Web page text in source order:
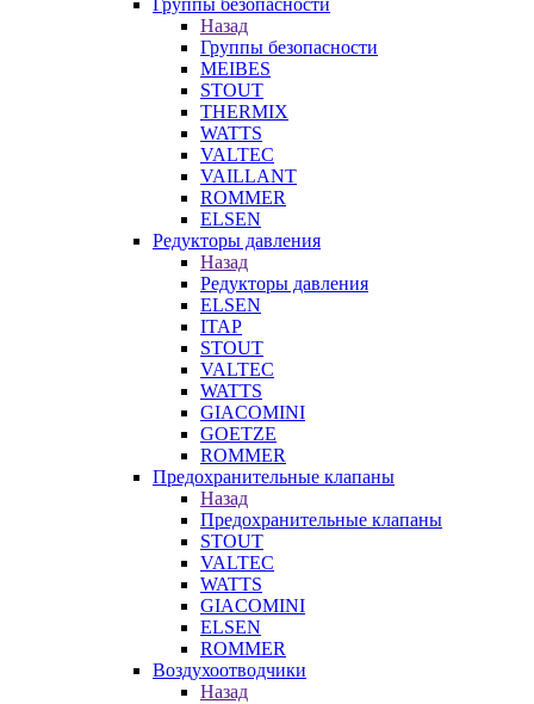
Группы безопасности
Назад
Группы безопасности
MEIBES
STOUT
THERMIX
WATTS
VALTEC
VAILLANT
ROMMER
ELSEN
Редукторы давления
Назад
Редукторы давления
ELSEN
ITAP
STOUT
VALTEC
WATTS
GIACOMINI
GOETZE
ROMMER
Предохранительные клапаны
Назад
Предохранительные клапаны
STOUT
VALTEC
WATTS
GIACOMINI
ELSEN
ROMMER
Воздухоотводчики
Назад